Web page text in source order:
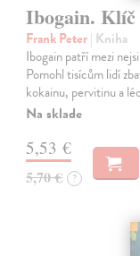
Ibogain.
Frank Peter| Kniha
Ibogain patří mezi
Pomohl tisícům lidí
kokainu, pervitinu a
Na sklade
5,53 €
5,70 € ?